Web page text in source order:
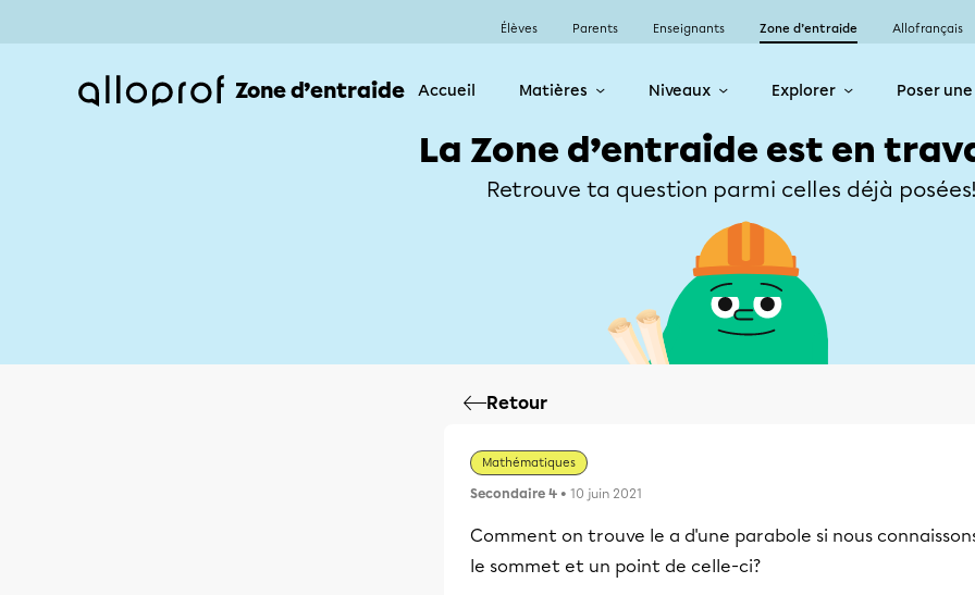
Élèves Parents Enseignants Zone d’entraide Allofrançais
Zone d’entraide Accueil Matières Niveaux Explorer Poser
La Zone d’entraide est en
Retrouve ta question parmi celles déjà
Retour
Mathématiques
Secondaire 4 • 10 juin 2021
Comment on trouve le a d'une parabole si nous
le sommet et un point de celle-ci?